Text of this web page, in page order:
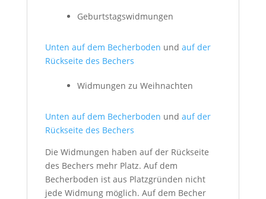
Geburtstagswidmungen
Unten auf dem Becherboden und auf der
Rückseite des Bechers
Widmungen zu Weihnachten
Unten auf dem Becherboden und auf der
Rückseite des Bechers
Die Widmungen haben auf der Rückseite
des Bechers mehr Platz. Auf dem
Becherboden ist aus Platzgründen nicht
jede Widmung möglich. Auf dem Becher